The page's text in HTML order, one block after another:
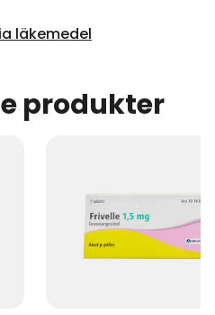
läkemedel
produkter